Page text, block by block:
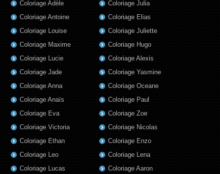
Coloriage Adèle
Coloriage Antoine
Coloriage Louise
Coloriage Maxime
Coloriage Lucie
Coloriage Jade
Coloriage Anna
Coloriage Anaïs
Coloriage Eva
Coloriage Victoria
Coloriage Ethan
Coloriage Leo
Coloriage Lucas
Coloriage Julia
Coloriage Elias
Coloriage Juliette
Coloriage Hugo
Coloriage Alexis
Coloriage Yasmine
Coloriage Oceane
Coloriage Paul
Coloriage Zoe
Coloriage Nicolas
Coloriage Enzo
Coloriage Lena
Coloriage Aaron